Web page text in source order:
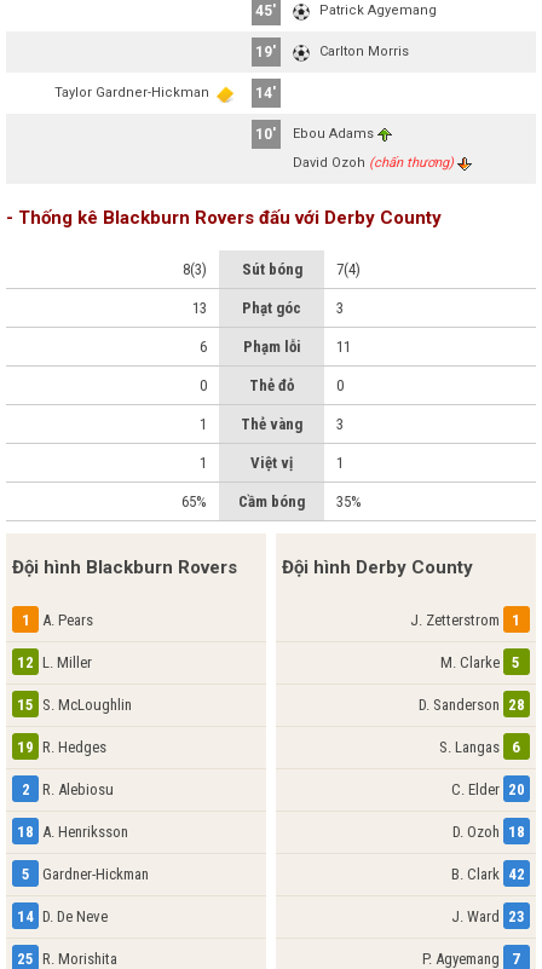
45' Patrick Agyemang
19' Carlton Morris
Taylor Gardner-Hickman 14'
10'
Ebou Adams
David Ozoh (chấn thương)
- Thống kê Blackburn Rovers đấu với Derby County
8(3) Sút bóng 7(4)
13 Phạt góc 3
6 Phạm lỗi 11
0 Thẻ đỏ 0
1 Thẻ vàng 3
1 Việt vị 1
65% Cầm bóng 35%
Đội hình Blackburn Rovers
1 A. Pears
12 L. Miller
15 S. McLoughlin
19 R. Hedges
2 R. Alebiosu
18 A. Henriksson
5 Gardner-Hickman
14 D. De Neve
25 R. Morishita
Đội hình Derby County
1
J. Zetterstrom
5
M. Clarke
28
D. Sanderson
6
S. Langas
20
C. Elder
18
D. Ozoh
42
B. Clark
23
J. Ward
7
P. Agyemang